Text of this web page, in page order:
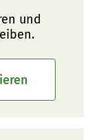
und